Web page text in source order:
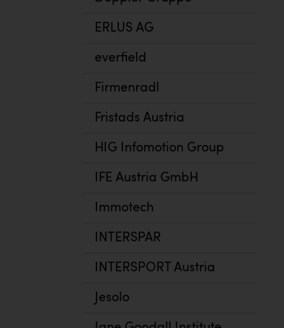
ERLUS AG
everfield
Firmenradl
Fristads Austria
HIG Infomotion Group
IFE Austria GmbH
Immotech
INTERSPAR
INTERSPORT Austria
Jesolo